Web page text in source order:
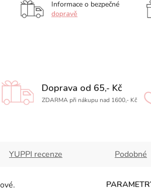
Informace o bezpečné
dopravě
Doprava od 65,- Kč
ZDARMA při nákupu nad 1600,- Kč
YUPPI recenze Podobné